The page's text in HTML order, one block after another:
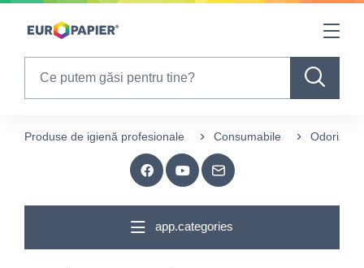
Table Of Content
Produse de igienă profesionale Consumabile Odorizare
app.categories